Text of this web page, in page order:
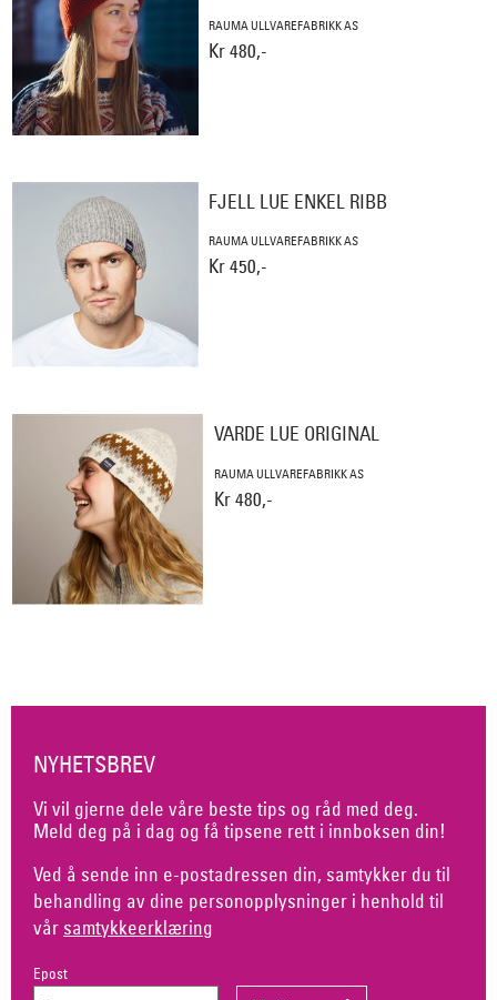
RAUMA ULLVAREFABRIKK AS
Kr 480,-
FJELL LUE ENKEL RIBB
RAUMA ULLVAREFABRIKK AS
Kr 450,-
VARDE LUE ORIGINAL
RAUMA ULLVAREFABRIKK AS
Kr 480,-
NYHETSBREV
Vi vil gjerne dele våre beste tips og råd med deg.
Meld deg på i dag og få tipsene rett i innboksen din!
Ved å sende inn e-postadressen din, samtykker du til
behandling av dine personopplysninger i henhold til
vår samtykkeerklæring
Epost